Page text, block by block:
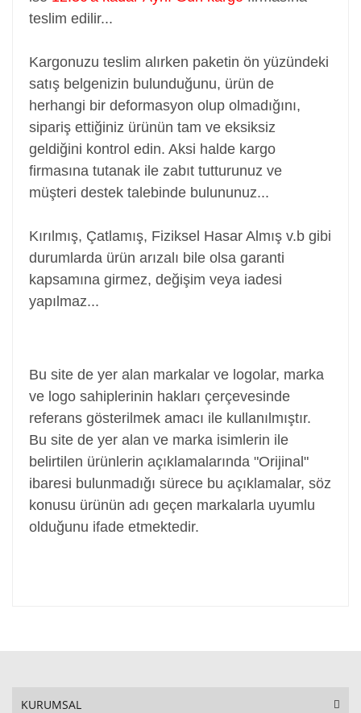
teslim edilir...
Kargonuzu teslim alırken paketin ön yüzündeki
satış belgenizin bulunduğunu, ürün de
herhangi bir deformasyon olup olmadığını,
sipariş ettiğiniz ürünün tam ve eksiksiz
geldiğini kontrol edin. Aksi halde kargo
firmasına tutanak ile zabıt tutturunuz ve
müşteri destek talebinde bulununuz...
Kırılmış, Çatlamış, Fiziksel Hasar Almış v.b gibi
durumlarda ürün arızalı bile olsa garanti
kapsamına girmez, değişim veya iadesi
yapılmaz...
Bu site de yer alan markalar ve logolar, marka
ve logo sahiplerinin hakları çerçevesinde
referans gösterilmek amacı ile kullanılmıştır.
Bu site de yer alan ve marka isimlerin ile
belirtilen ürünlerin açıklamalarında "Orijinal"
ibaresi bulunmadığı sürece bu açıklamalar, söz
konusu ürünün adı geçen markalarla uyumlu
olduğunu ifade etmektedir.
KURUMSAL